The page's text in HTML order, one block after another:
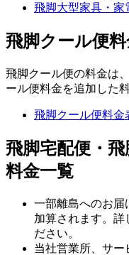
飛脚大型家具・家
飛脚クール便
飛脚クール便の料金は
ール便料金を追加した
飛脚クール便料金
飛脚宅配便・
料金一覧
一部離島へのお届
加算されます。詳
ださい。
当社営業所、サ